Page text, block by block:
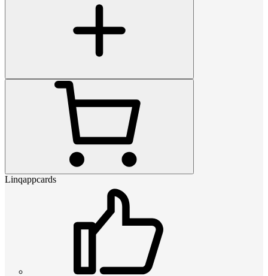
Linqappcards